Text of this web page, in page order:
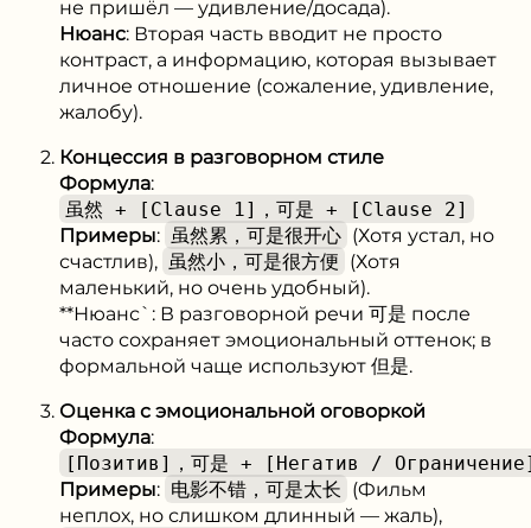
не пришёл — удивление/досада).
Нюанс: Вторая часть вводит не просто
контраст, а информацию, которая вызывает
личное отношение (сожаление, удивление,
жалобу).
Концессия в разговорном стиле
Формула:
虽然 + [Clause 1]，可是 + [Clause 2]
Примеры: 虽然累，可是很开心 (Хотя устал, но
счастлив), 虽然小，可是很方便 (Хотя
маленький, но очень удобный).
**Нюанс`: В разговорной речи 可是 после
часто сохраняет эмоциональный оттенок; в
формальной чаще используют 但是.
Оценка с эмоциональной оговоркой
Формула:
[Позитив]，可是 + [Негатив /
Примеры: 电影不错，可是太长 (Фильм
неплох, но слишком длинный — жаль),